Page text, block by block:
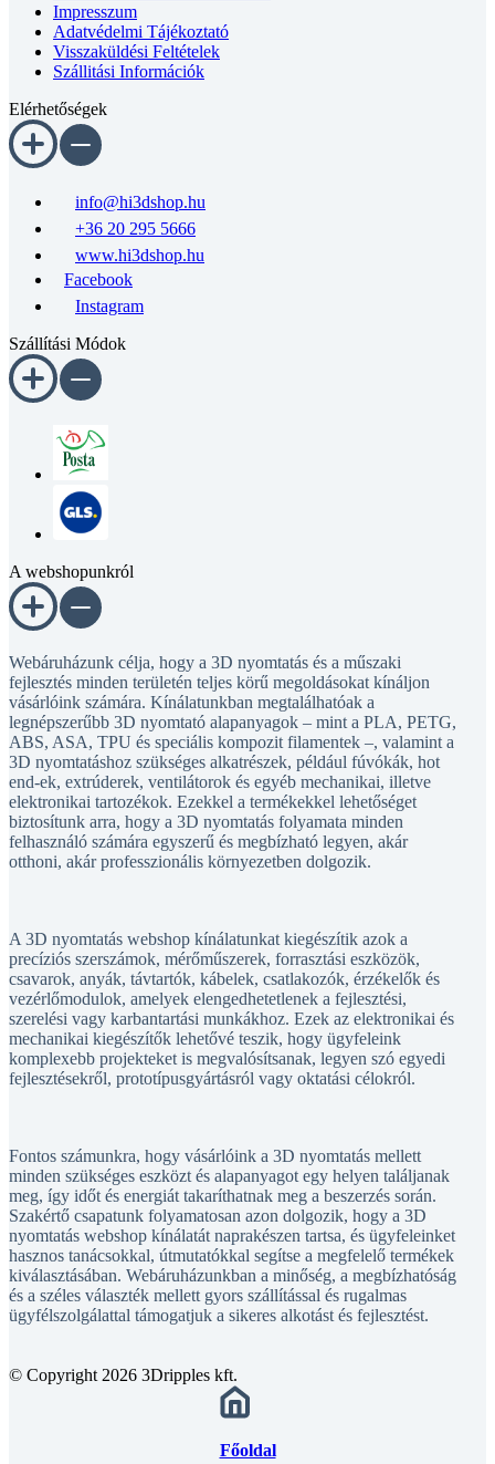
Impresszum
Adatvédelmi Tájékoztató
Visszaküldési Feltételek
Szállitási Információk
Elérhetőségek
info@hi3dshop.hu
+36 20 295 5666
www.hi3dshop.hu
Facebook
Instagram
Szállítási Módok
A webshopunkról
Webáruházunk célja, hogy a 3D nyomtatás és a műszaki
fejlesztés minden területén teljes körű megoldásokat kínáljon
vásárlóink számára. Kínálatunkban megtalálhatóak a
legnépszerűbb 3D nyomtató alapanyagok – mint a PLA, PETG,
ABS, ASA, TPU és speciális kompozit filamentek –, valamint a
3D nyomtatáshoz szükséges alkatrészek, például fúvókák, hot
end-ek, extrúderek, ventilátorok és egyéb mechanikai, illetve
elektronikai tartozékok. Ezekkel a termékekkel lehetőséget
biztosítunk arra, hogy a 3D nyomtatás folyamata minden
felhasználó számára egyszerű és megbízható legyen, akár
otthoni, akár professzionális környezetben dolgozik.
A 3D nyomtatás webshop kínálatunkat kiegészítik azok a
precíziós szerszámok, mérőműszerek, forrasztási eszközök,
csavarok, anyák, távtartók, kábelek, csatlakozók, érzékelők és
vezérlőmodulok, amelyek elengedhetetlenek a fejlesztési,
szerelési vagy karbantartási munkákhoz. Ezek az elektronikai és
mechanikai kiegészítők lehetővé teszik, hogy ügyfeleink
komplexebb projekteket is megvalósítsanak, legyen szó egyedi
fejlesztésekről, prototípusgyártásról vagy oktatási célokról.
Fontos számunkra, hogy vásárlóink a 3D nyomtatás mellett
minden szükséges eszközt és alapanyagot egy helyen találjanak
meg, így időt és energiát takaríthatnak meg a beszerzés során.
Szakértő csapatunk folyamatosan azon dolgozik, hogy a 3D
nyomtatás webshop kínálatát naprakészen tartsa, és ügyfeleinket
hasznos tanácsokkal, útmutatókkal segítse a megfelelő termékek
kiválasztásában. Webáruházunkban a minőség, a megbízhatóság
és a széles választék mellett gyors szállítással és rugalmas
ügyfélszolgálattal támogatjuk a sikeres alkotást és fejlesztést.
© Copyright 2026 3Dripples kft.
Főoldal